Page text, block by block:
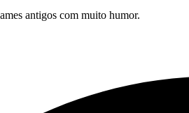
antigos com muito humor.